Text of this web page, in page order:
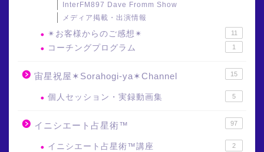
InterFM897 Dave Fromm Show
メディア掲載・出演情報
✴︎お客様からのご感想✴︎ 11
コーチングプログラム 1
宙星祝屋✶Sorahogi-ya✶Channel 15
個人セッション・実録動画集 5
イニシエート占星術™ 97
イニシエート占星術™講座 2